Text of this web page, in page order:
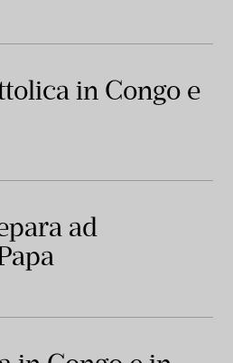
in Congo e
ad